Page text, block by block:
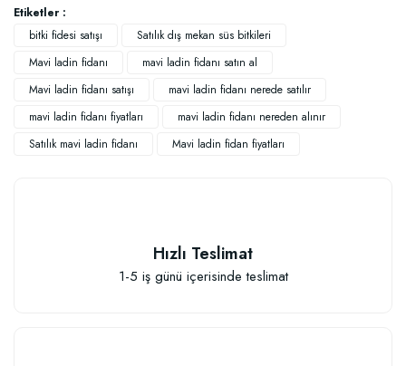
Etiketler :
bitki fidesi satışı
Satılık dış mekan süs bitkileri
Mavi ladin fidanı
mavi ladin fidanı satın al
Mavi ladin fidanı satışı
mavi ladin fidanı nerede satılır
mavi ladin fidanı fiyatları
mavi ladin fidanı nereden alınır
Satılık mavi ladin fidanı
Mavi ladin fidan fiyatları
Hızlı Teslimat
1-5 iş günü içerisinde teslimat